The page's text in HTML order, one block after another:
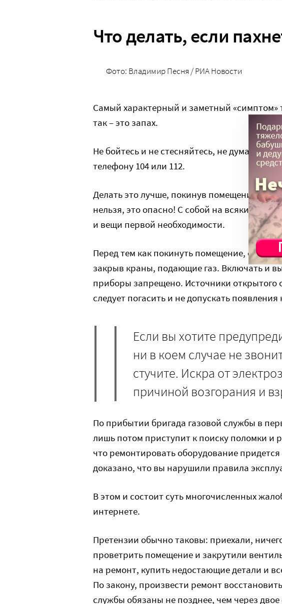
Что делать, если
Фото: Владимир Песня / РИА Новости
Самый характерный и заметный «симптом»
так – это запах.
Не бойтесь и не стесняйтесь, не думайте,
телефону 104 или 112.
Делать это лучше, покинув помещение.
нельзя, это опасно! С собой на всякий
и вещи первой необходимости.
Перед тем как покинуть помещение, стоит
закрыв краны, подающие газ. Включать и
приборы запрещено. Источники открытого
следует погасить и не допускать появления
Если вы хотите
ни в коем случае не
стучите. Искра от
причиной возгорания и
По прибытии бригада газовой службы в
лишь потом приступит к поиску поломки и
что ремонтировать оборудование
доказано, что вы нарушили правила
В этом и состоит суть многочисленных
интернете.
Претензии обычно таковы: приехали,
проветрить помещение и закрутили
на ремонт, купить недостающие детали и
По закону, произвести ремонт
службы обязаны не позднее, чем через